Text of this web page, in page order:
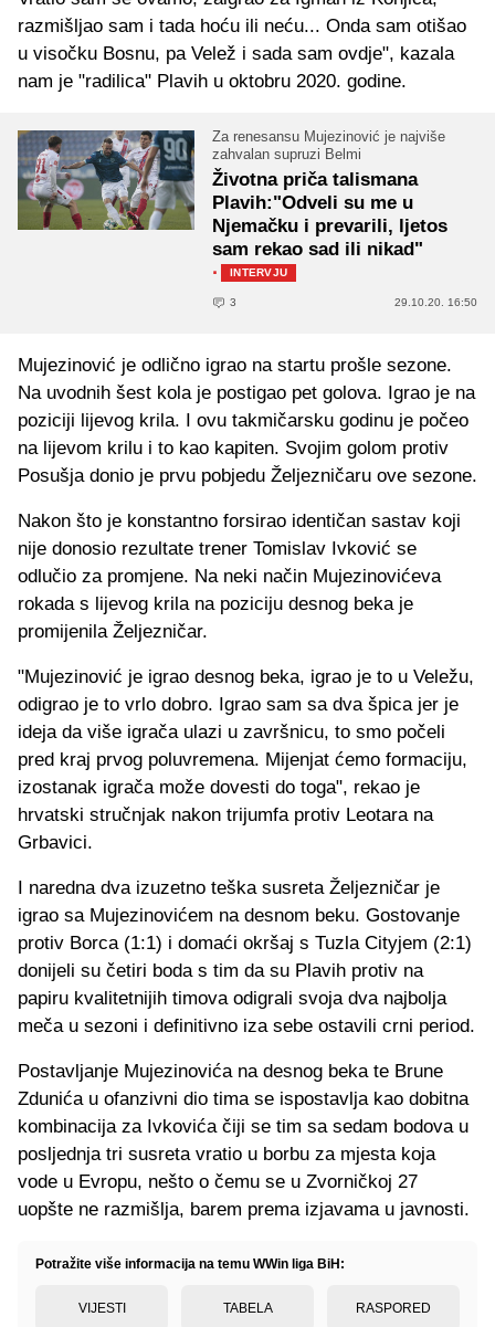
razmišljao sam i tada hoću ili neću... Onda sam otišao
u visočku Bosnu, pa Velež i sada sam ovdje", kazala
nam je "radilica" Plavih u oktobru 2020. godine.
Za renesansu Mujezinović je najviše
zahvalan supruzi Belmi
Životna priča talismana
Plavih:"Odveli su me u
Njemačku i prevarili, ljetos
sam rekao sad ili nikad"
· INTERVJU
3 29.10.20. 16:50
Mujezinović je odlično igrao na startu prošle sezone.
Na uvodnih šest kola je postigao pet golova. Igrao je na
poziciji lijevog krila. I ovu takmičarsku godinu je počeo
na lijevom krilu i to kao kapiten. Svojim golom protiv
Posušja donio je prvu pobjedu Željezničaru ove sezone.
Nakon što je konstantno forsirao identičan sastav koji
nije donosio rezultate trener Tomislav Ivković se
odlučio za promjene. Na neki način Mujezinovićeva
rokada s lijevog krila na poziciju desnog beka je
promijenila Željezničar.
"Mujezinović je igrao desnog beka, igrao je to u Veležu,
odigrao je to vrlo dobro. Igrao sam sa dva špica jer je
ideja da više igrača ulazi u završnicu, to smo počeli
pred kraj prvog poluvremena. Mijenjat ćemo formaciju,
izostanak igrača može dovesti do toga", rekao je
hrvatski stručnjak nakon trijumfa protiv Leotara na
Grbavici.
I naredna dva izuzetno teška susreta Željezničar je
igrao sa Mujezinovićem na desnom beku. Gostovanje
protiv Borca (1:1) i domaći okršaj s Tuzla Cityjem (2:1)
donijeli su četiri boda s tim da su Plavih protiv na
papiru kvalitetnijih timova odigrali svoja dva najbolja
meča u sezoni i definitivno iza sebe ostavili crni period.
Postavljanje Mujezinovića na desnog beka te Brune
Zdunića u ofanzivni dio tima se ispostavlja kao dobitna
kombinacija za Ivkovića čiji se tim sa sedam bodova u
posljednja tri susreta vratio u borbu za mjesta koja
vode u Evropu, nešto o čemu se u Zvorničkoj 27
uopšte ne razmišlja, barem prema izjavama u javnosti.
Potražite više informacija na temu WWin liga BiH:
VIJESTI TABELA RASPORED